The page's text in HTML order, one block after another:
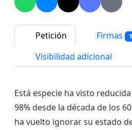
Petición Firmas
Visibilidad adicional
Está especie ha visto
98% desde la década de los
ha vuelto ignorar su estado